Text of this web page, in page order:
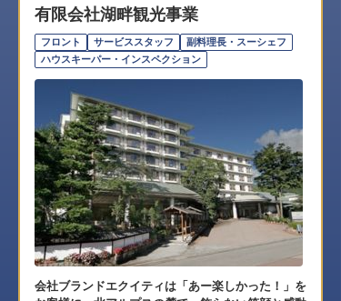
有限会社湖畔観光事業
フロント サービススタッフ
副料理長・スーシェフ
ハウスキーパー・インスペクション
会社ブランドエクイティは「あー楽しかった！」を